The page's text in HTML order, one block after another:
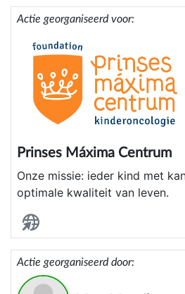
Actie georganiseerd voor:
Prinses Máxima Centrum
Onze missie: ieder kind met
optimale kwaliteit van leven.
Actie georganiseerd door: